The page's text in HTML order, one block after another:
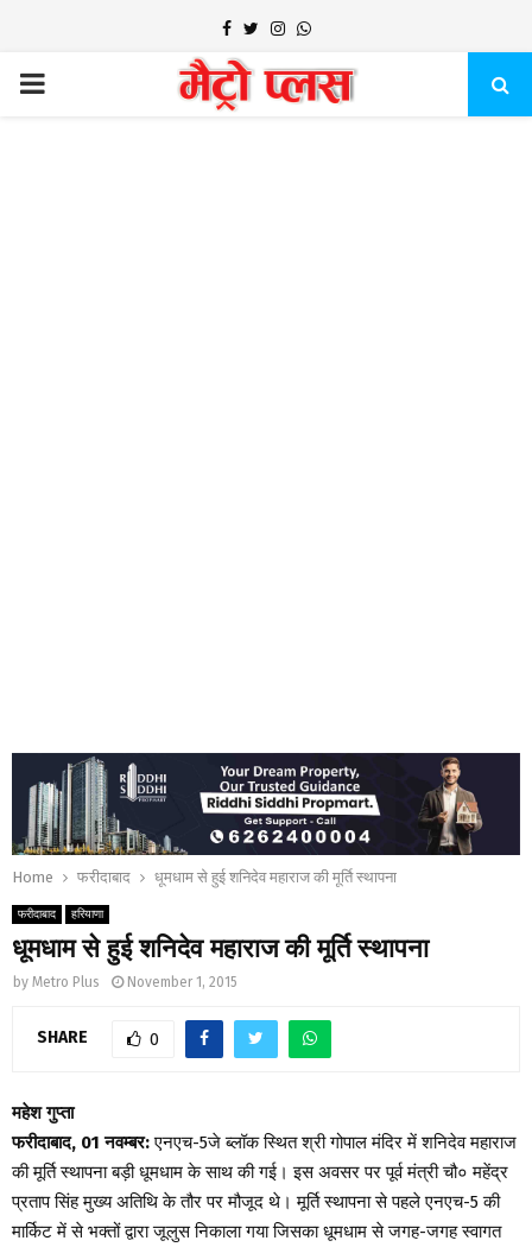
Facebook
TwitterInstagram
Whatsapp
PRIMARY
Home फरीदाबाद धूमधाम से हुई शनिदेव महाराज की मूर्ति स्थापना
फरीदाबाद हरियाणा
धूमधाम से हुई शनिदेव महाराज की मूर्ति स्थापना
by Metro Plus November 1, 2015
SHARE 0
महेश गुप्ता
फरीदाबाद, 01 नवम्बर:एनएच-5जे ब्लॉक स्थित श्री गोपाल मंदिर में शनिदेव महाराज
की मूर्ति स्थापना बड़ी धूमधाम के साथ की गई। इस अवसर पर पूर्व मंत्री चौ० महेंद्र
प्रताप सिंह मुख्य अतिथि के तौर पर मौजूद थे। मूर्ति स्थापना से पहले एनएच-5 की
मार्किट में से भक्तों द्वारा जूलुस निकाला गया जिसका धूमधाम से जगह-जगह स्वागत